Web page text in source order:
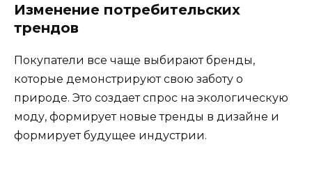
Изменение потребительских
трендов
Покупатели все чаще выбирают бренды,
которые демонстрируют свою заботу о
природе. Это создает спрос на экологическую
моду, формирует новые тренды в дизайне и
формирует будущее индустрии.